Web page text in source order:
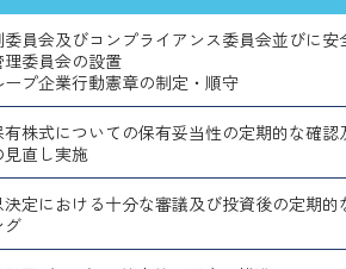
委員会及びコンプライアンス委員会並びに安
理委員会の設置
ープ企業行動憲章の制定・順守
株式についての保有妥当性の定期的な確認
直し実施
決定における十分な審議及び投資後の定期的
グ